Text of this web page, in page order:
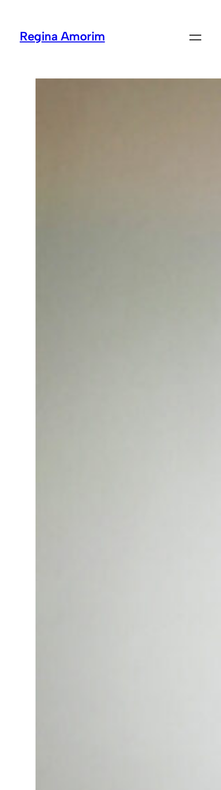
Regina Amorim